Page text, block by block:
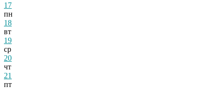
17
пн
18
вт
19
ср
20
чт
21
пт